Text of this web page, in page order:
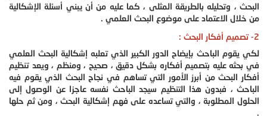
البحث ، وتحليله بالطريقة المثلى ، كما عليه من أن يبني أسئلة الإشكالية
من خلال الاعتماد على موضوع البحث العلمي .
2- تصميم أفكار البحث :
لكي يقوم الباحث بإيضاح الدور الكبير الذي تعلبه إشكالية البحث العلمي
في بحثه عليه بتصميم أفكاره بشكل دقيق ، صحيح ، ومنظم ، ويعد تنظيم
أفكار البحث من أبرز الأمور التي تساهم في نجاح البحث الذي يقوم فيه
الباحث ، فبدون هذا التنظيم سيجد الباحث نفسه عاجزا عن الوصول إلى
الحلول المطلوبة ، والتي تساعده على فهم إشكالية البحث ، ومن ثم حلها
.